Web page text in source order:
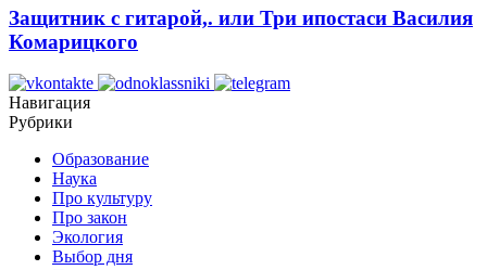
Защитник с гитарой,. или Три ипостаси Василия
Комарицкого
Навигация
Рубрики
Образование
Наука
Про культуру
Про закон
Экология
Выбор дня